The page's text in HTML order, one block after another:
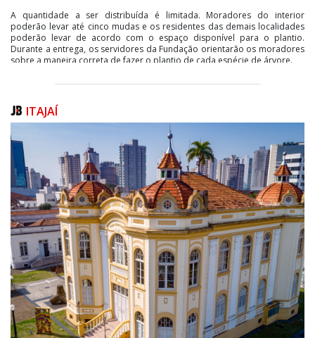
A quantidade a ser distribuída é limitada. Moradores do interior
poderão levar até cinco mudas e os residentes das demais localidades
poderão levar de acordo com o espaço disponível para o plantio.
Durante a entrega, os servidores da Fundação orientarão os moradores
sobre a maneira correta de fazer o plantio de cada espécie de árvore.
ITAJAÍ